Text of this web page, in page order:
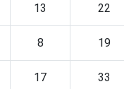
13 22
8 19
17 33